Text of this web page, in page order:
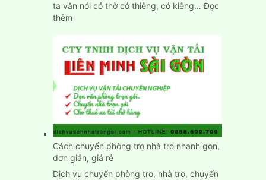
ta vẫn nói có thờ có thiêng, có kiêng…Đọc
thêm:
tốt
chuyển
nhà
nhập
trạch
nhanh
chính
xác
Cách chuyển phòng trọ nhà trọ nhanh gọn,
đơn giản, giá rẻ
Dịch vụ chuyển phòng trọ, nhà trọ, chuyển